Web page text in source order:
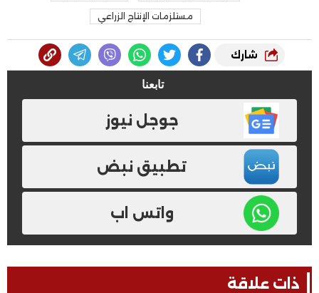
مستلزمات الإنتاج الزراعي
شارك
تابعنا
جوجل نيوز
تطبيق نبض
واتس اب
ذات علاقة